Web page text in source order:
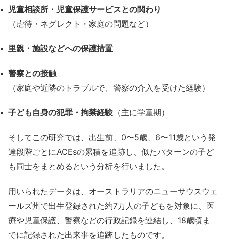
児童相談所・児童保護サービスとの関わり
（虐待・ネグレクト・家庭の問題など）
里親・施設などへの保護措置
警察との接触
（家庭や近隣のトラブルで、警察の介入を受けた経験）
子ども自身の犯罪・拘禁経験 （主に学童期）
そしてこの研究では、出生前、0〜5歳、6〜11歳という発
達段階ごとにACEsの累積を追跡し、似たパターンの子ど
も同士をまとめるという分析を行いました。
用いられたデータは、オーストラリアのニューサウスウェ
ールズ州で出生登録された約7万人の子どもを対象に、医
療や児童保護、警察などの行政記録を連結し、18歳頃ま
でに記録された出来事を追跡したものです。